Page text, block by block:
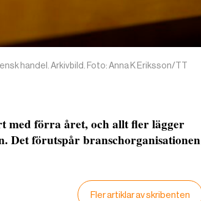
handel. Arkivbild. Foto: Anna K Eriksson/TT
med förra året, och allt fler lägger
Det förutspår branschorganisationen
Fler artiklar av skribenten